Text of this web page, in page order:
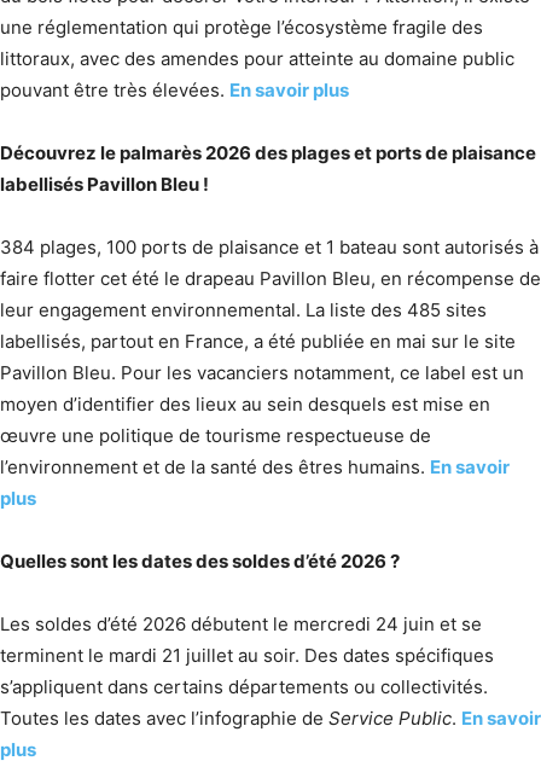
une réglementation qui protège l’écosystème fragile des
littoraux, avec des amendes pour atteinte au domaine public
pouvant être très élevées. En savoir plus
Découvrez le palmarès 2026 des plages et ports de plaisance
labellisés Pavillon Bleu !
384 plages, 100 ports de plaisance et 1 bateau sont autorisés à
faire flotter cet été le drapeau Pavillon Bleu, en récompense de
leur engagement environnemental. La liste des 485 sites
labellisés, partout en France, a été publiée en mai sur le site
Pavillon Bleu. Pour les vacanciers notamment, ce label est un
moyen d’identifier des lieux au sein desquels est mise en
œuvre une politique de tourisme respectueuse de
l’environnement et de la santé des êtres humains. En savoir
plus
Quelles sont les dates des soldes d’été 2026 ?
Les soldes d’été 2026 débutent le mercredi 24 juin et se
terminent le mardi 21 juillet au soir. Des dates spécifiques
s’appliquent dans certains départements ou collectivités.
Toutes les dates avec l’infographie de Service Public. En savoir
plus